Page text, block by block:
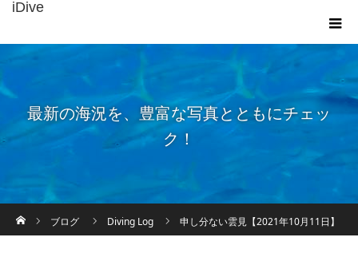
iDive
最新の海況を、豊富な写真とともにチェッ
ク！
ブログ
Diving Log 申し分ない雲見【2021年10月11日】